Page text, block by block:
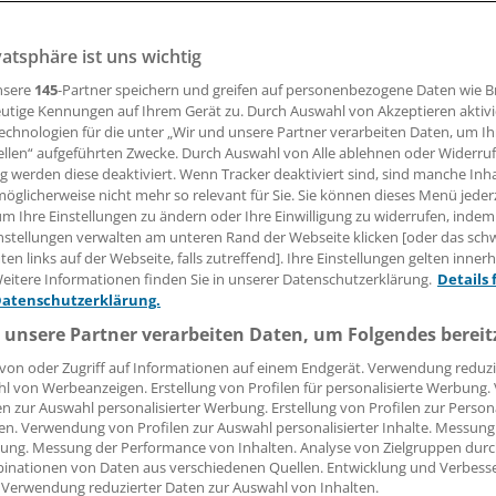
08:00 Uhr
- so heißt es bei uns. In Indien, dem Land der heiligen
weiter: "Urin von der Kuh macht‘s". Denn Kuh-Urin zu
berichtet die britische Online-Agentur
Experten aus Hyderabad empfehlen Kuh-Urin
Krankheiten. "Die meisten unserer Kunden sind
so Balagopala Swamy, der Kuh-Urin verkauft.
ist uns wichtig
145-Partner speichern und greifen auf personenbezogene Daten wie
Kennungen auf Ihrem Gerät zu. Durch Auswahl von Akzeptieren
für die unter „Wir und unsere Partner verarbeiten Daten, um
aufgeführten Zwecke. Durch Auswahl von Alle ablehnen oder
werden diese deaktiviert. Wenn Tracker deaktiviert sind, sind manche
nicht mehr so relevant für Sie. Sie können dieses Menü
Ihre Einstellungen zu ändern oder Ihre Einwilligung zu widerrufen, indem
verwalten am unteren Rand der Webseite klicken [oder das
links auf der Webseite, falls zutreffend]. Ihre Einstellungen gelten
Informationen finden Sie in unserer Datenschutzerklärung. Details
Partner verarbeiten Daten, um Folgendes
oder Zugriff auf Informationen auf einem Endgerät. Verwendung
von Werbeanzeigen. Erstellung von Profilen für personalisierte
zur Auswahl personalisierter Werbung. Erstellung von Profilen zur
Verwendung von Profilen zur Auswahl personalisierter Inhalte.
Messung der Performance von Inhalten. Analyse von Zielgruppen
von Daten aus verschiedenen Quellen. Entwicklung und
reduzierter Daten zur Auswahl von Inhalten.